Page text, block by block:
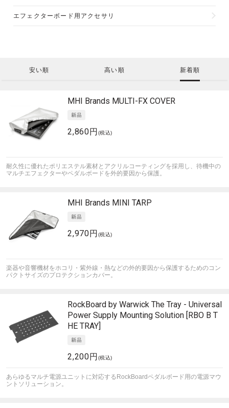
エフェクターボード用アクセサリ
安い順 高い順 新着順
MHI Brands MULTI-FX COVER
2,860円 (税込)
耐久性に優れたポリエステル素材とアクリルコーティングを採用し、待機中の
マルチエフェクターやペダルボードを外的要因から保護。
MHI Brands MINI TARP
2,970円 (税込)
楽器や音響機材をホコリ・紫外線・熱などの外的要因から保護するためのコン
パクトサイズのプロテクションカバー。
RockBoard by Warwick The Tray - Universal
Power Supply Mounting Solution [RBO B T
HE TRAY]
2,200円 (税込)
あらゆるマルチ電源ユニットに対応するRockBoardペダルボード用の電源マウ
ントソリューション。